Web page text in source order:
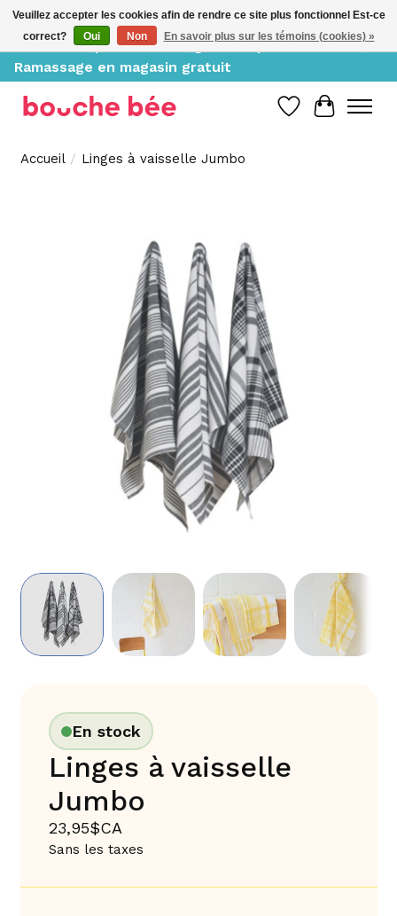
Livraison à partir de 10$, gratuite pour 150$ et +;
Ramassage en magasin gratuit
Liste de
Panier
Accueil / Linges à vaisselle Jumbo
En stock
Linges à vaisselle
Jumbo
23,95$CA
Sans les taxes
Veuillez accepter les cookies afin de rendre ce site plus fonctionnel Est-ce
correct?
Oui Non En savoir plus sur les témoins (cookies) »